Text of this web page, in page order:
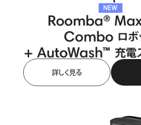
詳しく見る